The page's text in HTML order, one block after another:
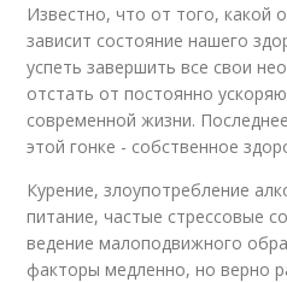
Известно, что от того, какой
зависит состояние нашего
успеть завершить все свои
отстать от постоянно
современной жизни.
этой гонке - собственное
Курение, злоупотребление
питание, частые стрессовые
ведение малоподвижного
факторы медленно, но верно